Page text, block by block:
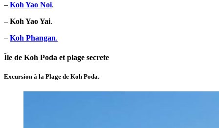
– Koh Yao Noi.
– Koh Yao Yai.
– Koh Phangan.
Île de Koh Poda et plage secrete
Excursion à la Plage de Koh Poda.